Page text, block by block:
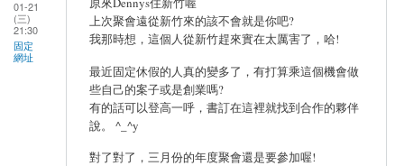
01-21
(三)
21:30
固定
網址
上次聚會遠從新竹來的該不會就是你吧?
我那時想，這個人從新竹趕來實在太厲害了，哈!
最近固定休假的人真的變多了，有打算乘這個機會做
些自己的案子或是創業嗎?
有的話可以登高一呼，書訂在這裡就找到合作的夥伴
說。 ^_^y
對了對了，三月份的年度聚會還是要參加喔!